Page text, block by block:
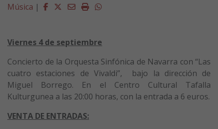
Música | Facebook
Twitter
EmailImprimirWhatsapp
Viernes 4 de septiembre
Concierto de la Orquesta Sinfónica de Navarra con “Las
cuatro estaciones de Vivaldi”, bajo la dirección de
Miguel Borrego. En el Centro Cultural Tafalla
Kulturgunea a las 20:00 horas, con la entrada a 6 euros.
VENTA DE ENTRADAS: